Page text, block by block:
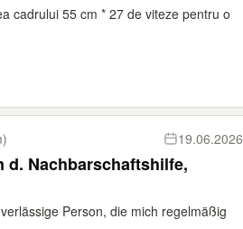
cadrului 55 cm * 27 de viteze pentru o
19.06.2026
d. Nachbarschaftshilfe,
Person, die mich regelmäßig